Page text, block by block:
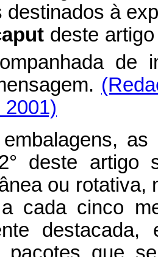
destinados à
deste artigo
de
2001)
deste artigo
ou rotativa,
cada cinco
que